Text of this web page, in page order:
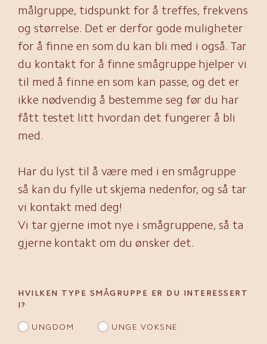
målgruppe, tidspunkt for å treffes, frekvens
og størrelse. Det er derfor gode muligheter
for å finne en som du kan bli med i også. Tar
du kontakt for å finne smågruppe hjelper vi
til med å finne en som kan passe, og det er
ikke nødvendig å bestemme seg før du har
fått testet litt hvordan det fungerer å bli
med.
Har du lyst til å være med i en smågruppe
så kan du fylle ut skjema nedenfor, og så tar
vi kontakt med deg!
Vi tar gjerne imot nye i smågruppene, så ta
gjerne kontakt om du ønsker det.
HVILKEN TYPE SMÅGRUPPE ER DU INTERESSERT
I?
UNGDOM UNGE VOKSNE